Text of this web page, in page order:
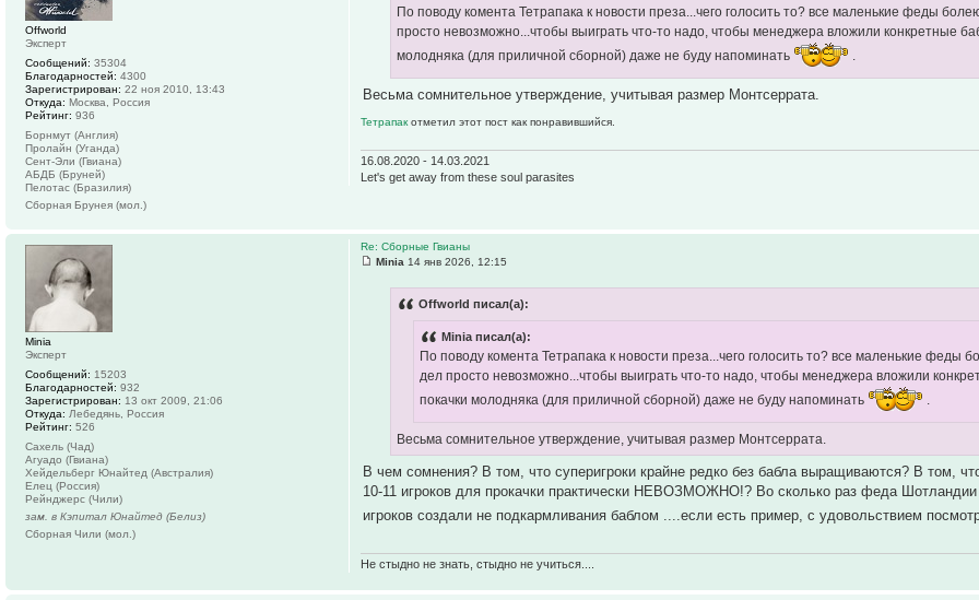
По поводу комента Тетрапака к новости преза...чего голосить то? все маленькие феды
просто невозможно...чтобы выиграть что-то надо, чтобы менеджера вложили конкретные
молодняка (для приличной сборной) даже не буду напоминать
.
Весьма сомнительное утверждение, учитывая размер Монтсеррата.
Тетрапакотметил этот пост как понравившийся.
16.08.2020 - 14.03.2021
Let's get away from these soul parasites
Offworld
Эксперт
Сообщений: 35304
Благодарностей: 4300
Зарегистрирован: 22 ноя 2010, 13:43
Откуда: Москва, Россия
Рейтинг: 936
Борнмут (Англия)
Пролайн (Уганда)
Сент-Эли (Гвиана)
АБДБ (Бруней)
Пелотас (Бразилия)
Сборная Брунея (мол.)
Re: Сборные Гвианы
Minia 14 янв 2026, 12:15
Offworld писал(а):
Minia писал(а):
По поводу комента Тетрапака к новости преза...чего голосить то? все маленькие
дел просто невозможно...чтобы выиграть что-то надо, чтобы менеджера вложили
покачки молодняка (для приличной сборной) даже не буду напоминать
.
Весьма сомнительное утверждение, учитывая размер Монтсеррата.
В чем сомнения? В том, что суперигроки крайне редко без бабла выращиваются? В
10-11 игроков для прокачки практически НЕВОЗМОЖНО!? Во сколько раз феда
игроков создали не подкармливания баблом ....если есть пример, с удовольствием
Не стыдно не знать, стыдно не учиться....
Minia
Эксперт
Сообщений: 15203
Благодарностей: 932
Зарегистрирован: 13 окт 2009, 21:06
Откуда: Лебедянь, Россия
Рейтинг: 526
Сахель (Чад)
Агуадо (Гвиана)
Хейдельберг Юнайтед (Австралия)
Елец (Россия)
Рейнджерс (Чили)
зам. в Кэпитал Юнайтед (Белиз)
Сборная Чили (мол.)